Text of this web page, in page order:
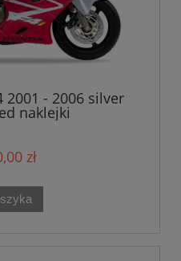
2001 - 2006 silver
naklejki
zł